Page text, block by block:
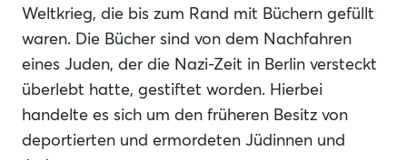
Weltkrieg, die bis zum Rand mit Büchern gefüllt
waren. Die Bücher sind von dem Nachfahren
eines Juden, der die Nazi-Zeit in Berlin versteckt
überlebt hatte, gestiftet worden. Hierbei
handelte es sich um den früheren Besitz von
deportierten und ermordeten Jüdinnen und